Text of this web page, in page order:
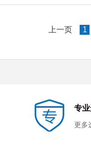
上一页 1
专
更多